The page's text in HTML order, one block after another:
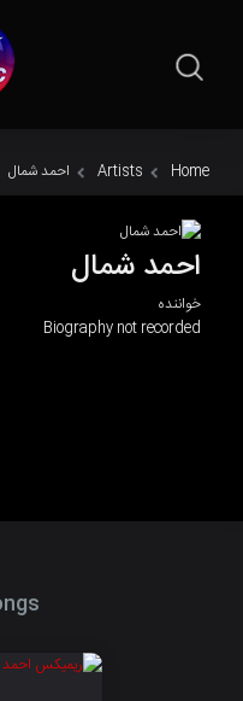
Home
Artists احمد شمال
احمد شمال
خواننده
Biography not recorded